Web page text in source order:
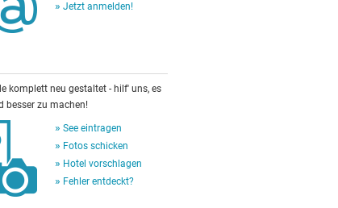
Jetzt anmelden!
komplett neu gestaltet - hilf' uns, es
besser zu machen!
See eintragen
Fotos schicken
Hotel vorschlagen
Fehler entdeckt?